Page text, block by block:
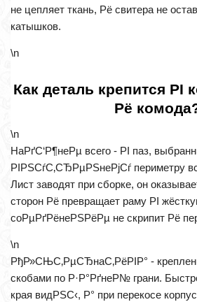
не цепляет ткань, Рё свитера не
катышков.
\n
Как деталь крепится РІ
Рё
\n
НаРґС‘Р¶неРµ всего - РІ паз,
РІРЅСѓС‚СЂРµРЅнеРјСѓ периметру
Лист заводят при сборке, он
сторон Рё превращает раму РІ
соРµРґРёнеРЅРёРµ не скрипит Рё
\n
РђР»СЊС‚РµСЂнаС‚РёРІР° -
скобами по Р·Р°РґнеР№ грани.
края видРЅС‹, Р° при перекосе